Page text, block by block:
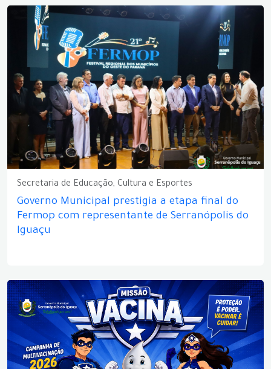
Secretaria de Educação, Cultura e Esportes
Governo Municipal prestigia a etapa final do
Fermop com representante de Serranópolis do
Iguaçu